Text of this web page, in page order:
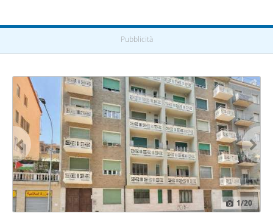
Pubblicità
1/20